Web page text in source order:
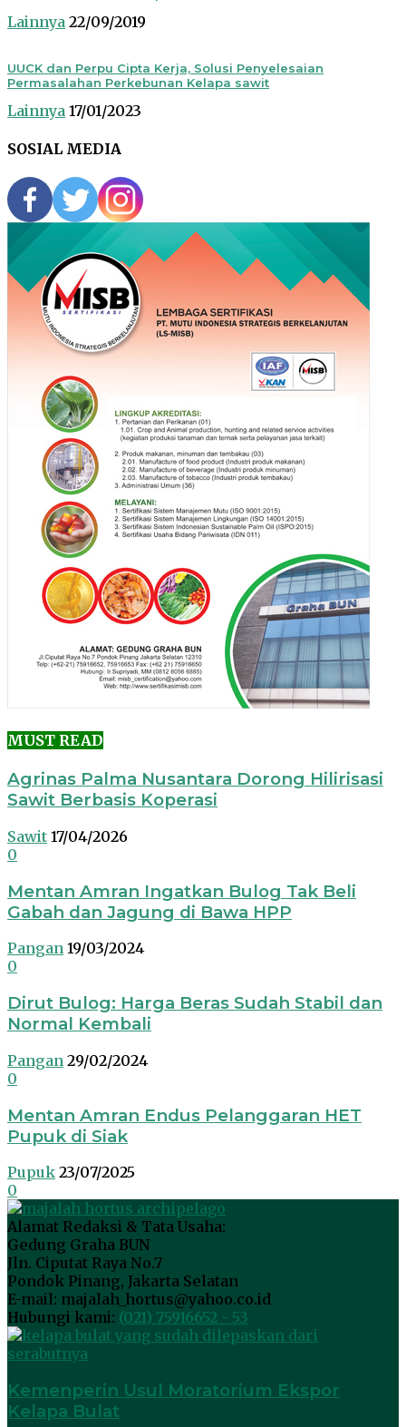
Lainnya 22/09/2019
UUCK dan Perpu Cipta Kerja, Solusi Penyelesaian
Permasalahan Perkebunan Kelapa sawit
Lainnya 17/01/2023
SOSIAL MEDIA
MUST READ
Agrinas Palma Nusantara Dorong Hilirisasi
Sawit Berbasis Koperasi
Sawit 17/04/2026
0
Mentan Amran Ingatkan Bulog Tak Beli
Gabah dan Jagung di Bawa HPP
Pangan 19/03/2024
0
Dirut Bulog: Harga Beras Sudah Stabil dan
Normal Kembali
Pangan 29/02/2024
0
Mentan Amran Endus Pelanggaran HET
Pupuk di Siak
Pupuk 23/07/2025
0
Alamat Redaksi & Tata Usaha:
Gedung Graha BUN
Jln. Ciputat Raya No.7
Pondok Pinang, Jakarta Selatan
E-mail: majalah_hortus@yahoo.co.id
Hubungi kami: (021) 75916652 - 53
Kemenperin Usul Moratorium Ekspor
Kelapa Bulat